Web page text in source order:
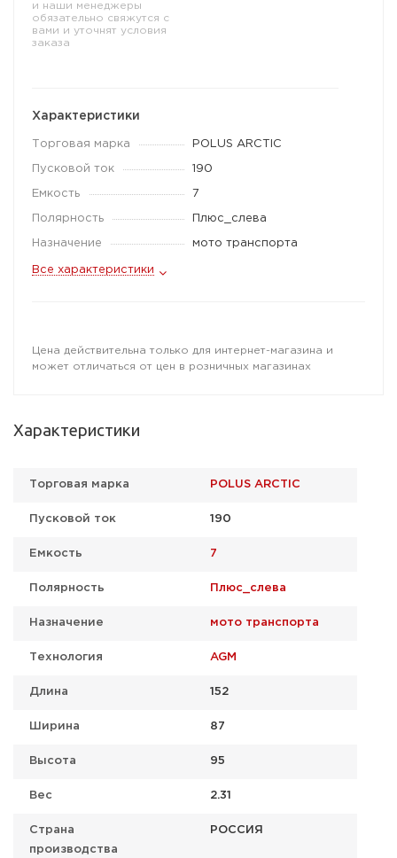
и наши менеджеры
обязательно свяжутся с
вами и уточнят условия
заказа
Характеристики
Торговая марка POLUS ARCTIC
Пусковой ток 190
Емкость 7
Полярность Плюс_слева
Назначение мото транспорта
Все характеристики
Цена действительна только для интернет-магазина и
может отличаться от цен в розничных магазинах
Характеристики
Торговая марка POLUS ARCTIC
Пусковой ток 190
Емкость 7
Полярность Плюс_слева
Назначение мото транспорта
Технология AGM
Длина 152
Ширина 87
Высота 95
Вес 2.31
Страна
производства
РОССИЯ